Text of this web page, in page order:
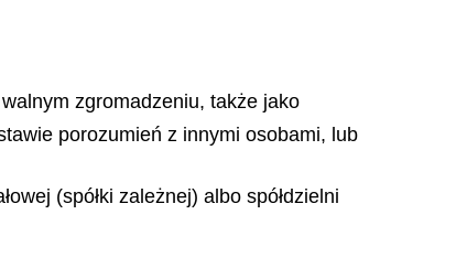
zgromadzeniu, także jako
porozumień z innymi osobami, lub
(spółki zależnej) albo spółdzielni